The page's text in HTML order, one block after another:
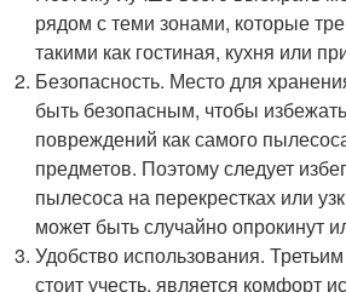
рядом с теми зонами, которые
такими как гостиная, кухня или
Безопасность. Место для
быть безопасным, чтобы
повреждений как самого
предметов. Поэтому следует
пылесоса на перекрестках или
может быть случайно опрокинут
Удобство использования.
стоит учесть, является комфорт